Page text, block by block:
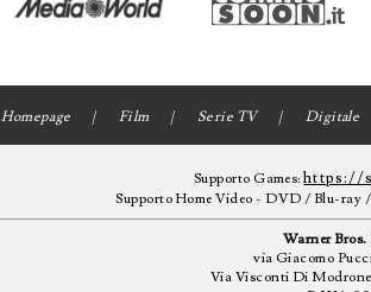
Homepage Film Serie TV Digitale
Supporto Games:https://
Supporto Home Video - DVD / Blu-ray
Warner
via Giacomo
Via Visconti Di